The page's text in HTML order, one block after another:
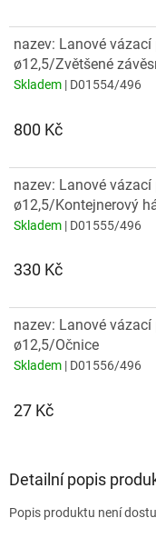
nazev: Lanové
ø12,5/Zvětšené
Skladem | D01554/496
800 Kč
nazev: Lanové
ø12,5/Kontejnerový
Skladem | D01555/496
330 Kč
nazev: Lanové
ø12,5/Očnice
Skladem | D01556/496
27 Kč
Detailní popis
Popis produktu není